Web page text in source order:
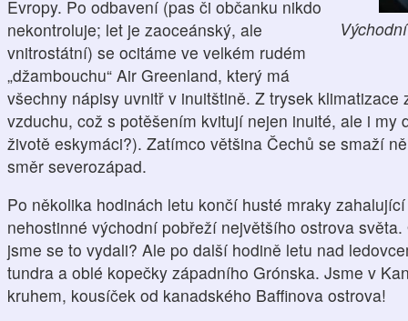
Evropy. Po odbavení (pas či občanku nikdo
nekontroluje; let je zaoceánský, ale
vnitrostátní) se ocitáme ve velkém rudém
„džambouchu“ Air Greenland, který má
všechny nápisy uvnitř v inuitštině. Z trysek
vzduchu, což s potěšením kvitují nejen inuité, ale i my
životě eskymáci?). Zatímco většina Čechů se smaží
směr severozápad.
Po několika hodinách letu končí husté mraky
nehostinné východní pobřeží největšího ostrova
jsme se to vydali? Ale po další hodině letu nad
tundra a oblé kopečky západního Grónska. Jsme v
kruhem, kousíček od kanadského Baffinova ostrova!